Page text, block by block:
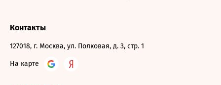
Контакты
127018, г. Москва, ул. Полковая, д. 3, стр. 1
На карте